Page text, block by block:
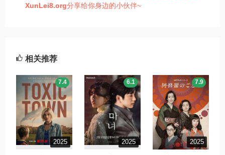
XunLei8.org分享给你身边的小伙伴~
相关推荐
2025
7.4
2025
6.1
2025
7.9